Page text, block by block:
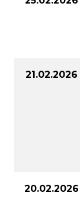
21.02.2026
20.02.2026